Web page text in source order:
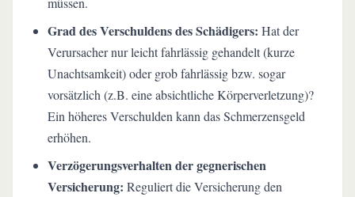
Grad des Verschuldens des Schädigers: Hat der
Verursacher nur leicht fahrlässig gehandelt (kurze
Unachtsamkeit) oder grob fahrlässig bzw. sogar
vorsätzlich (z.B. eine absichtliche Körperverletzung)?
Ein höheres Verschulden kann das Schmerzensgeld
erhöhen.
Verzögerungsverhalten der gegnerischen
Versicherung: Reguliert die Versicherung den